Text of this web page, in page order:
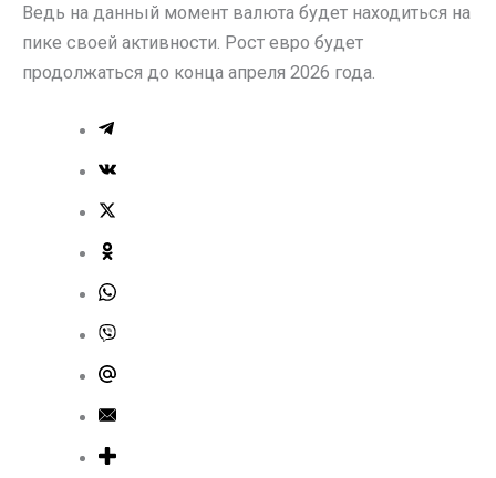
Ведь на данный момент валюта будет находиться на
пике своей активности. Рост евро будет
продолжаться до конца апреля 2026 года.